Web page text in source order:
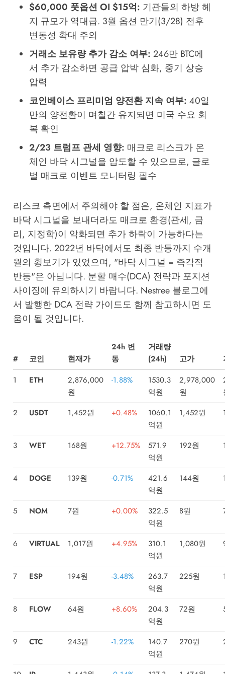
$60,000 풋옵션 OI $15억: 기관들의 하방 헤
지 규모가 역대급. 3월 옵션 만기(3/28) 전후
변동성 확대 주의
거래소 보유량 추가 감소 여부: 246만 BTC에
서 추가 감소하면 공급 압박 심화, 중기 상승
압력
코인베이스 프리미엄 양전환 지속 여부: 40일
만의 양전환이 며칠간 유지되면 미국 수요 회
복 확인
2/23 트럼프 관세 영향: 매크로 리스크가 온
체인 바닥 시그널을 압도할 수 있으므로, 글로
벌 매크로 이벤트 모니터링 필수
리스크 측면에서 주의해야 할 점은, 온체인 지표가
바닥 시그널을 보내더라도 매크로 환경(관세, 금
리, 지정학)이 악화되면 추가 하락이 가능하다는
것입니다. 2022년 바닥에서도 최종 반등까지 수개
월의 횡보기가 있었으며, "바닥 시그널 = 즉각적
반등"은 아닙니다. 분할 매수(DCA) 전략과 포지션
사이징에 유의하시기 바랍니다. Nestree 블로그에
서 발행한 DCA 전략 가이드도 함께 참고하시면 도
움이 될 것입니다.
# 코인 현재가
24h 변
동
거래량
(24h)
고가
1
ETH
2,876,000
원
-1.88%
1530.3
억원
2,978,000
원
2
USDT 1,452원 +0.48%
1060.1
억원
1,452원
3 WET 168원 +12.75%
571.9
억원
192원
4 DOGE 139원 -0.71%
421.6
억원
144원
5 NOM 7원 +0.00%
322.5
억원
8원
6 VIRTUAL 1,017원 +4.95%
310.1
억원
1,080원
7 ESP 194원 -3.48%
263.7
억원
225원
8 FLOW 64원 +8.60%
204.3
억원
72원
9 CTC 243원 -1.22%
140.7
억원
270원